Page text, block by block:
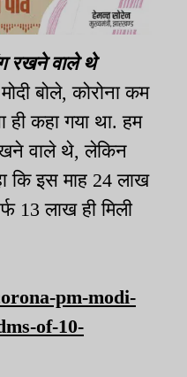
रखने वाले थे
बोले, कोरोना कम
ही कहा गया था. हम
वाले थे, लेकिन
कि इस माह 24 लाख
13 लाख ही मिली
pm-modi-
of-10-